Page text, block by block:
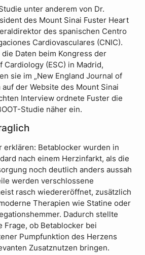
unter anderem von Dr.
des Mount Sinai Fuster Heart
des spanischen Centro
Cardiovasculares (CNIC).
Daten beim Kongress der
Cardiology (ESC) in Madrid,
sie im „New England Journal of
auf der Website des Mount Sinai
Interview ordnete Fuster die
Studie näher ein.
erklären: Betablocker wurden in
nach einem Herzinfarkt, als die
noch deutlich anders aussah
werden verschlossene
rasch wiedereröffnet, zusätzlich
Therapien wie Statine oder
Dadurch stellte
Frage, ob Betablocker bei
Pumpfunktion des Herzens
Zusatznutzen bringen.